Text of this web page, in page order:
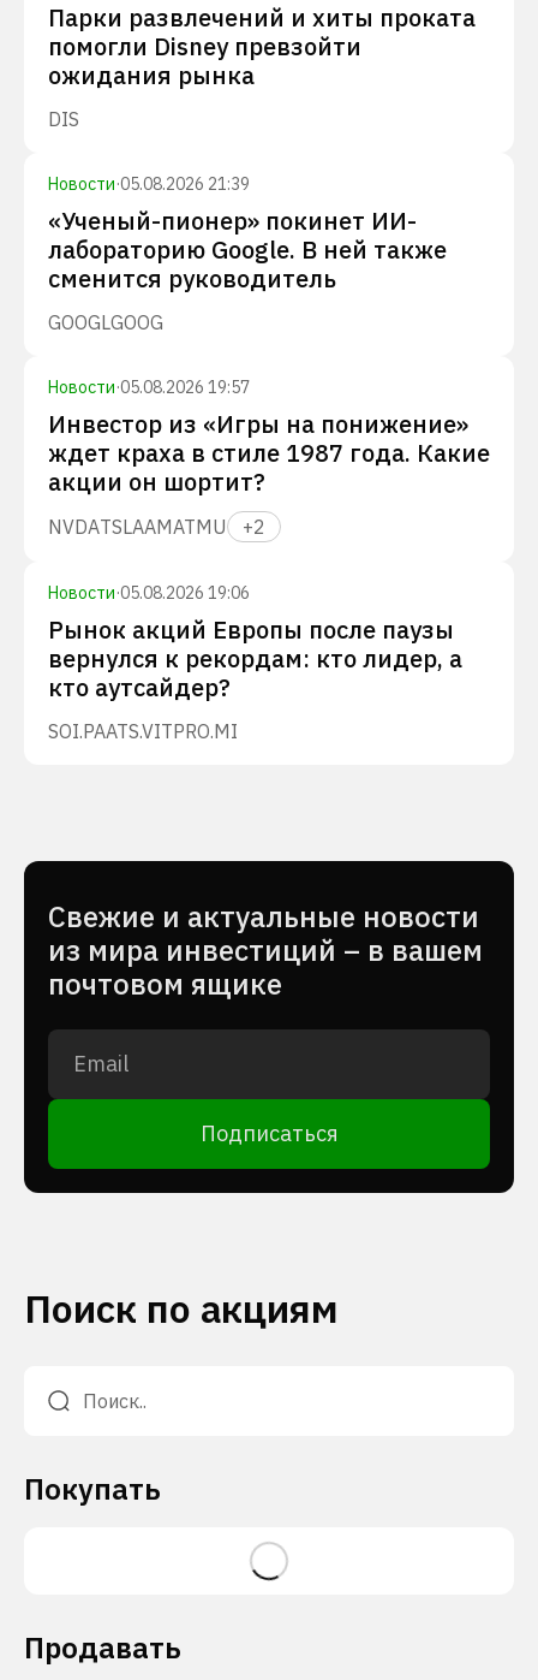
Парки развлечений и хиты проката
помогли Disney превзойти
ожидания рынка
DIS
Новости·05.08.2026 21:39
«Ученый-пионер» покинет ИИ-
лабораторию Google. В ней также
сменится руководитель
GOOGLGOOG
Новости·05.08.2026 19:57
Инвестор из «Игры на понижение»
ждет краха в стиле 1987 года. Какие
акции он шортит?
NVDATSLAAMATMU +2
Новости·05.08.2026 19:06
Рынок акций Европы после паузы
вернулся к рекордам: кто лидер, а
кто аутсайдер?
SOI.PAATS.VITPRO.MI
Cвежие и актуальные новости
из мира инвестиций – в вашем
почтовом ящике
Подписаться
Поиск по акциям
Покупать
Продавать